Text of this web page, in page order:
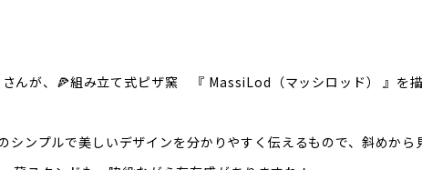
さんが、🍕組み立て式ピザ窯 『 MassiLod（マッシロッド） 』
シンプルで美しいデザインを分かりやすく伝えるもので、斜めか